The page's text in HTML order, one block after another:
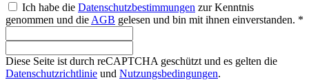
Ich habe die Datenschutzbestimmungen zur Kenntnis
genommen und die AGB gelesen und bin mit ihnen einverstanden. *
Diese Seite ist durch reCAPTCHA geschützt und es gelten die
Datenschutzrichtlinie und Nutzungsbedingungen.